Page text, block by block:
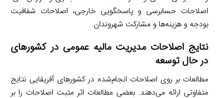
اصلاحات حسابرسی و پاسخگویی خارجی، اصلاحات شفافیت
بودجه و هزینه‌ها و مشارکت شهروندان.
نتایج اصلاحات مدیریت مالیه عمومی در کشورهای
در حال توسعه
مطالعات بر روی اصلاحات انجام‌شده در کشورهای آفریقایی نتایج
متفاوتی ارائه می‌دهند. بعضی مطالعات اثر مثبت اصلاحات را بر